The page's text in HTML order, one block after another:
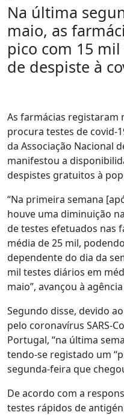
Na última
maio, as
pico com 15
de despiste à
As farmácias registaram
procura testes de covid-
da Associação Nacional
manifestou a
despistes gratuitos à
“Na primeira semana
houve uma diminuição
de testes efetuados nas
média de 25 mil,
dependente do dia da
mil testes diários em
maio”, avançou à
Segundo disse, devido
pelo coronavírus SARS-
Portugal, “na última
tendo-se registado um
segunda-feira que
De acordo com a
testes rápidos de